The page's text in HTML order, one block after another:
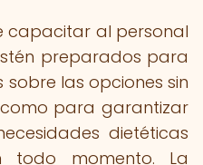
capacitar al personal
preparados para
las opciones sin
para garantizar
dietéticas
todo momento. La